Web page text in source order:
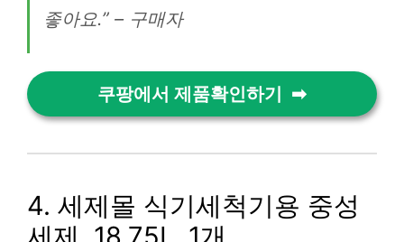
좋아요.” – 구매자
쿠팡에서 제품확인하기
4. 세제몰 식기세척기용 중성